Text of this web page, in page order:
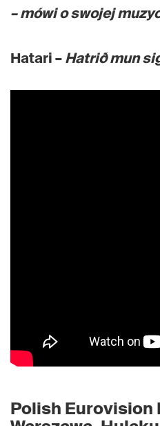
– mówi o swojej
Hatari –Hatrið mun
Polish Eurovision